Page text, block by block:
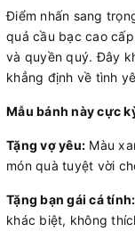
Điểm nhấn sang
quả cầu bạc cao
và quyền quý. Đây
khẳng định về tình
Mẫu bánh này cực
Tặng vợ yêu: Màu
món quà tuyệt vời
Tặng bạn gái cá tính:
khác biệt, không